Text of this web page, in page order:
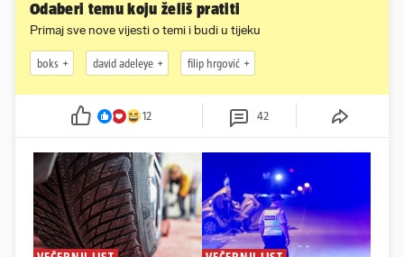
Odaberi temu koju želiš pratiti
Primaj sve nove vijesti o temi i budi u tijeku
boks david adeleye filip hrgović
12 42